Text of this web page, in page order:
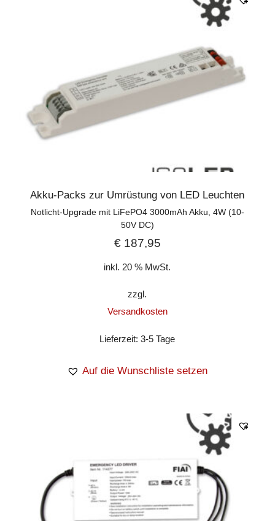
Akku-Packs zur Umrüstung von LED Leuchten
Notlicht-Upgrade mit LiFePO4 3000mAh Akku, 4W (10-
50V DC)
€187,95
inkl. 20 % MwSt.
zzgl.
Versandkosten
Lieferzeit:3-5 Tage
Auf die Wunschliste setzen